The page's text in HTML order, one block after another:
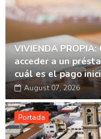
VIVIENDA
acceder a un
cuál es el pago
August 07, 2026
Portada